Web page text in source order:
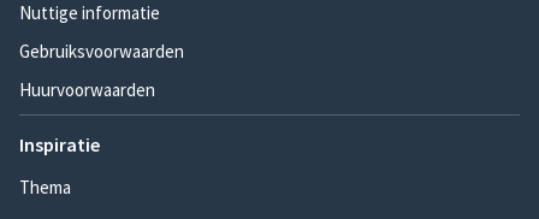
Nuttige informatie
Gebruiksvoorwaarden
Huurvoorwaarden
Inspiratie
Thema